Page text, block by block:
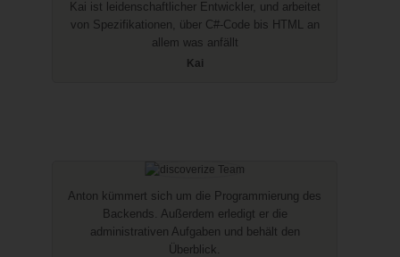
Kai ist leidenschaftlicher Entwickler, und arbeitet
von Spezifikationen, über C#-Code bis HTML an
allem was anfällt
Kai
Anton kümmert sich um die Programmierung des
Backends. Außerdem erledigt er die
administrativen Aufgaben und behält den
Überblick.